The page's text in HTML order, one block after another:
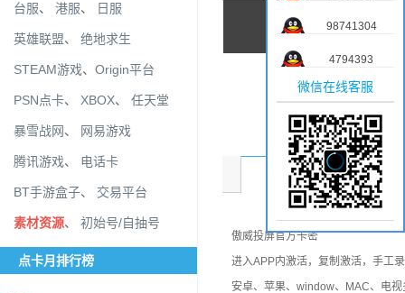
台服、 港服、 日服
英雄联盟、 绝地求生
STEAM游戏、 Origin平台
PSN点卡、 XBOX、 任天堂
暴雪战网、 网易游戏
腾讯游戏、 电话卡
BT手游盒子、 交易平台
素材资源、 初始号/自抽号
点卡月排行榜
商品介绍
傲威投屏官方卡密
进入APP内激活，复制激活，手工
安卓、苹果、window、MAC、电视
98741304
4794393
微信在线客服